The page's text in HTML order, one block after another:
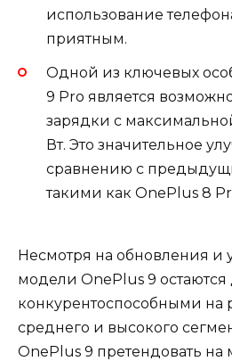
использование
приятным.
Одной из ключевых
9 Pro является
зарядки с
Вт. Это значительное
сравнению с
такими как OnePlus 8
Несмотря на обновления и
модели OnePlus 9 остаются
конкурентоспособными на
среднего и высокого
OnePlus 9 претендовать на